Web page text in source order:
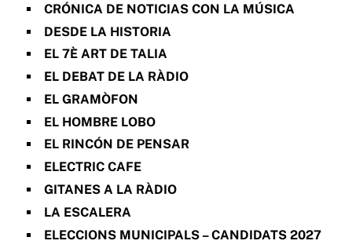
CRÓNICA DE NOTICIAS CON LA MÚSICA
DESDE LA HISTORIA
EL 7È ART DE TALIA
EL DEBAT DE LA RÀDIO
EL GRAMÒFON
EL HOMBRE LOBO
EL RINCÓN DE PENSAR
ELECTRIC CAFE
GITANES A LA RÀDIO
LA ESCALERA
ELECCIONS MUNICIPALS – CANDIDATS 2027